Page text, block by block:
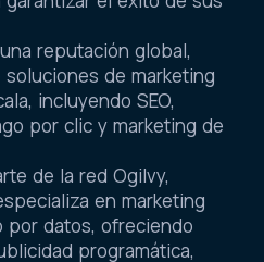
reputación global,
de marketing
incluyendo SEO,
por clic y marketing de
de la red Ogilvy,
en marketing
por datos, ofreciendo
programática,